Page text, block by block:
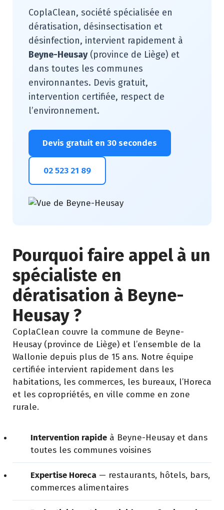
CoplaClean, société spécialisée en
dératisation, désinsectisation et
désinfection, intervient rapidement à
Beyne-Heusay(province de Liège) et
dans toutes les communes
environnantes. Devis gratuit,
intervention certifiée, respect de
l’environnement.
Devis gratuit en 30 secondes
02 523 21 89
Pourquoi faire appel à un
spécialiste en
dératisation à Beyne-
Heusay ?
CoplaClean couvre la commune de Beyne-
Heusay (province de Liège) et l’ensemble de la
Wallonie depuis plus de 15 ans. Notre équipe
certifiée intervient rapidement dans les
habitations, les commerces, les bureaux, l’Horeca
et les copropriétés, en ville comme en zone
rurale.
Intervention rapide à Beyne-Heusay et dans
toutes les communes voisines
Expertise Horeca — restaurants, hôtels, bars,
commerces alimentaires